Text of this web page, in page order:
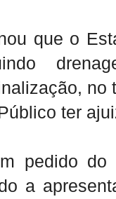
que o
no
ter
pedido do
a